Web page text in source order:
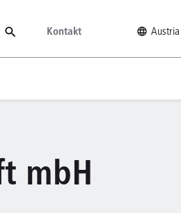
Kontakt Austria
mbH